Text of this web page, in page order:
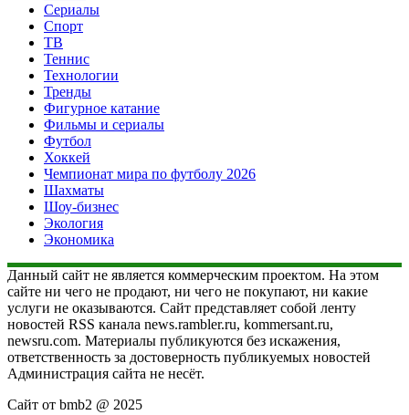
Сериалы
Спорт
ТВ
Теннис
Технологии
Тренды
Фигурное катание
Фильмы и сериалы
Футбол
Хоккей
Чемпионат мира по футболу 2026
Шахматы
Шоу-бизнес
Экология
Экономика
Данный сайт не является коммерческим проектом. На этом
сайте ни чего не продают, ни чего не покупают, ни какие
услуги не оказываются. Сайт представляет собой ленту
новостей RSS канала news.rambler.ru, kommersant.ru,
newsru.com. Материалы публикуются без искажения,
ответственность за достоверность публикуемых новостей
Администрация сайта не несёт.
Сайт от bmb2 @ 2025